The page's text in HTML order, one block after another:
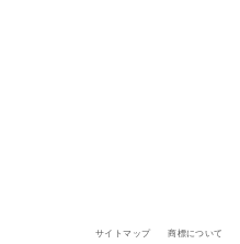
サイトマップ 商標について